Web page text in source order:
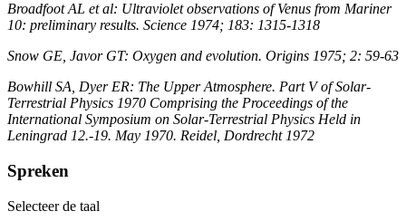
Broadfoot AL et al: Ultraviolet observations of Venus from Mariner
10: preliminary results. Science 1974; 183: 1315-1318
Snow GE, Javor GT: Oxygen and evolution. Origins 1975; 2: 59-63
Bowhill SA, Dyer ER: The Upper Atmosphere. Part V of Solar-
Terrestrial Physics 1970 Comprising the Proceedings of the
International Symposium on Solar-Terrestrial Physics Held in
Leningrad 12.-19. May 1970. Reidel, Dordrecht 1972
Spreken
Selecteer de taal